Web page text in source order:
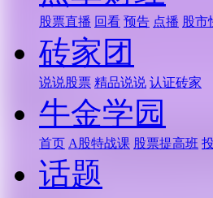
股票直播 回看 预告 点播 股市
砖家团
说说股票 精品说说 认证砖家
牛金学园
首页 A股特战课 股票提高班
话题